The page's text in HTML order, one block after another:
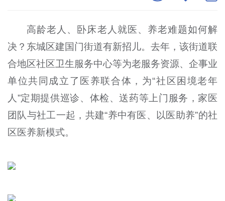
高龄老人、卧床老人就医、养老难题如何解
决？东城区建国门街道有新招儿。去年，该街道联
合地区社区卫生服务中心等为老服务资源、企事业
单位共同成立了医养联合体，为“社区困境老年
人”定期提供巡诊、体检、送药等上门服务，家医
团队与社工一起，共建“养中有医、以医助养”的社
区医养新模式。